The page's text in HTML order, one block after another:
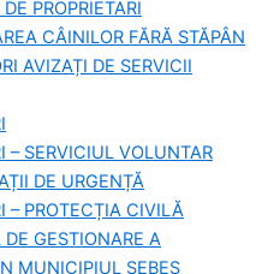
PROPRIETARI
CÂINILOR FĂRĂ STĂPÂN
AVIZAȚI DE SERVICII
– SERVICIUL VOLUNTAR
DE URGENȚĂ
– PROTECȚIA CIVILĂ
GESTIONARE A
MUNICIPIUL SEBEȘ